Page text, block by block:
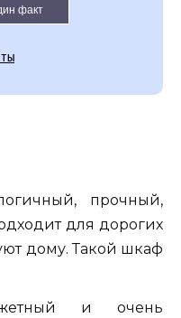
факт
прочный,
для дорогих
дому. Такой шкаф
и очень